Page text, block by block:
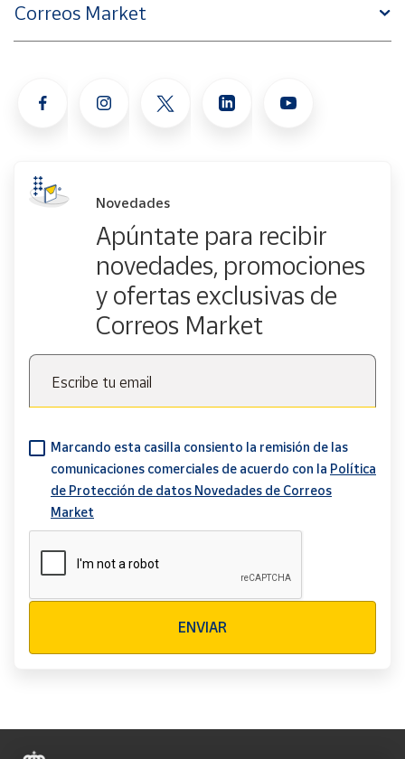
Correos Market
Novedades
Apúntate para recibir
novedades, promociones
y ofertas exclusivas de
Correos Market
Escribe tu email
Marcando esta casilla consiento la remisión de las
comunicaciones comerciales de acuerdo con la Política
de Protección de datos Novedades de Correos
Market
ENVIAR